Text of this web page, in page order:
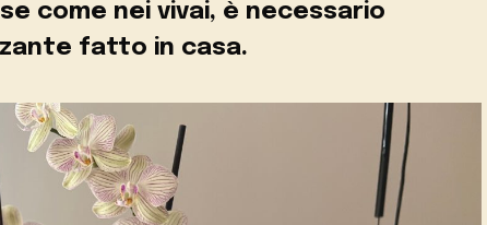
come nei vivai, è necessario
fatto in casa.